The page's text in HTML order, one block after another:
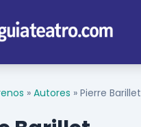
» Autores » Pierre Barillet